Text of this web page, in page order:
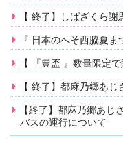
【 終了】しばざくら謝
『 日本のへそ西脇夏
【 『豊盃 』数量限定で
【 終了】都麻乃郷あ
【終了】都麻乃郷あ
バスの運行について